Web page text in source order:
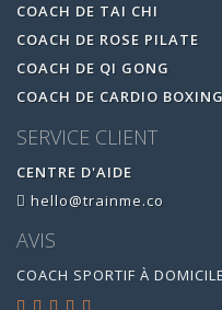
COACH DE TAI CHI
COACH DE ROSE PILATE
COACH DE QI GONG
COACH DE CARDIO BOXING
SERVICE CLIENT
CENTRE D'AIDE
hello@trainme.co
AVIS
COACH SPORTIF À